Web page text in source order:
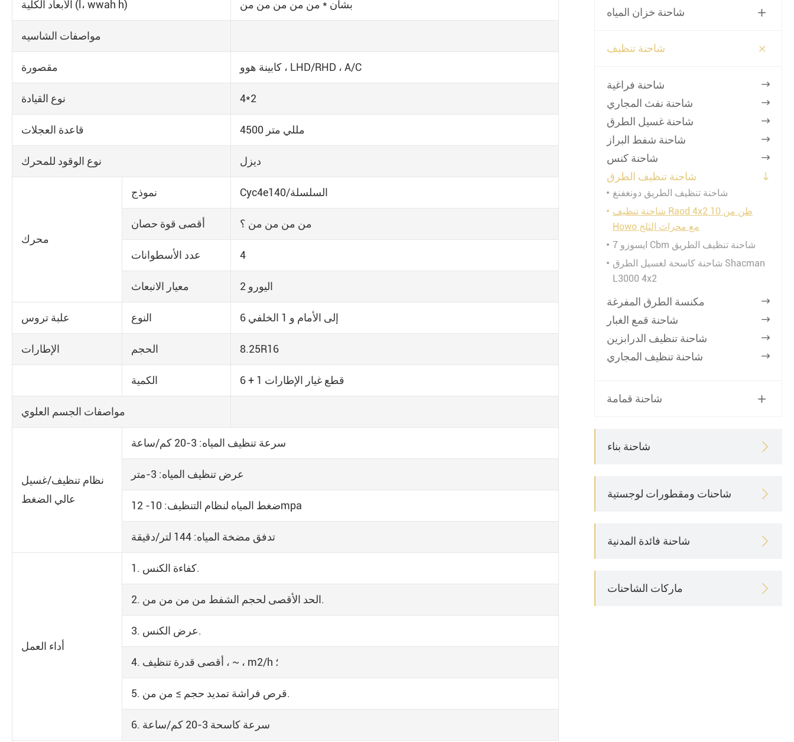
الأبعاد الكلية (l، wwah h) بشأن * من من من من من
مواصفات الشاسيه
مقصورة كابينة هوو ، LHD/RHD ، A/C
نوع القيادة 4*2
قاعدة العجلات 4500 مللي متر
نوع الوقود للمحرك ديزل
محرك
نموذج Cyc4e140/السلسلة
أقصى قوة حصان من من من من ؟
عدد الأسطوانات 4
معيار الانبعاث اليورو 2
علبة تروس النوع 6 إلى الأمام و 1 الخلفي
الإطارات الحجم 8.25R16
الكمية 6 + 1 قطع غيار الإطارات
مواصفات الجسم العلوي
نظام تنظيف/غسيل
عالي الضغط
سرعة تنظيف المياه: 3-20 كم/ساعة
عرض تنظيف المياه: 3-متر
ضغط المياه لنظام التنظيف: 10- 12mpa
تدفق مضخة المياه: 144 لتر/دقيقة
أداء العمل
1. كفاءة الكنس.
2. الحد الأقصى لحجم الشفط من من من من.
3. عرض الكنس.
4. أقصى قدرة تنظيف ، ~ ، m2/h ؛
5. قرص فراشة تمديد حجم ≥ من من.
6. سرعة كاسحة 3-20 كم/ساعة
شاحنة خزان المياه 
شاحنة تنظيف 
شاحنة فراغية 
شاحنة نفث المجاري 
شاحنة غسيل الطرق 
شاحنة شفط البراز 
شاحنة كنس 
شاحنة تنظيف الطرق 
شاحنة تنظيف الطريق دونغفنغ
شاحنة تنظيف Raod 4x2 10 طن من
Howo مع محراث الثلج
ايسوزو 7 Cbm شاحنة تنظيف الطريق
شاحنة كاسحة لغسيل الطرق Shacman
L3000 4x2
مكنسة الطرق المفرغة 
شاحنة قمع الغبار 
شاحنة تنظيف الدرابزين 
شاحنة تنظيف المجاري 
شاحنة قمامة 
شاحنة بناء 
شاحنات ومقطورات لوجستية 
شاحنة فائدة المدنية 
ماركات الشاحنات 